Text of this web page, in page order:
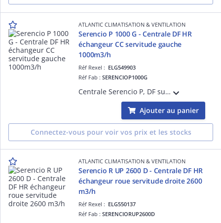
ATLANTIC CLIMATISATION & VENTILATION
Serencio P 1000 G - Centrale DF HR
échangeur CC servitude gauche
1000m3/h
Réf Rexel : ELG549903
Réf Fab :SERENCIOP1000G
Centrale Serencio P, DF superposés HR, échangeur contre-courant - servitude gauche - 1000m3/h - plugfan EC - isol. 50 mm laine minérale - EN 1886 : D2-L2-F9-T3-TB3 :filtre soufflage ISO ePM1 55% (F7) en std et ISO ePM1 70% (F8) en option
Ajouter au panier
Connectez-vous pour voir vos prix et les stocks
ATLANTIC CLIMATISATION & VENTILATION
Serencio R UP 2600 D - Centrale DF HR
échangeur roue servitude droite 2600
m3/h
Réf Rexel : ELG550137
Réf Fab :SERENCIORUP2600D